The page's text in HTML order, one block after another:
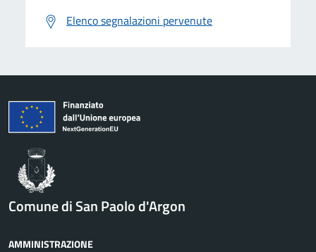
Elenco segnalazioni pervenute
Comune di San Paolo d'Argon
AMMINISTRAZIONE